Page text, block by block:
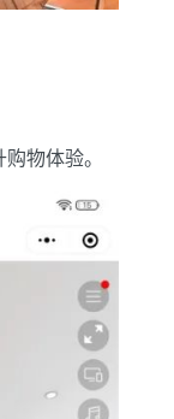
物体验。